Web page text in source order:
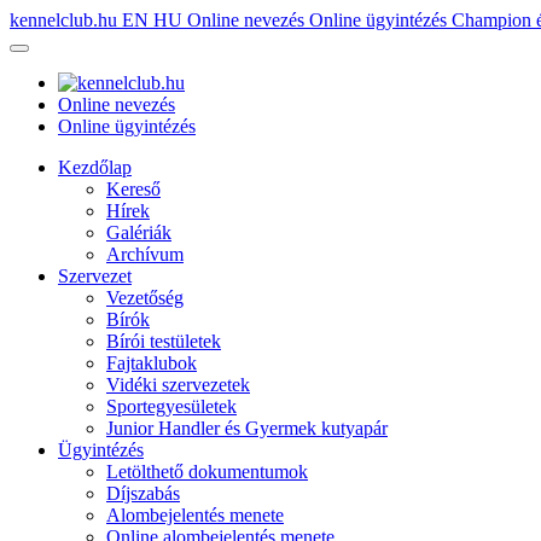
kennelclub.hu EN HU Online nevezés Online ügyintézés Champion
Online nevezés
Online ügyintézés
Kezdőlap
Kereső
Hírek
Galériák
Archívum
Szervezet
Vezetőség
Bírók
Bírói testületek
Fajtaklubok
Vidéki szervezetek
Sportegyesületek
Junior Handler és Gyermek kutyapár
Ügyintézés
Letölthető dokumentumok
Díjszabás
Alombejelentés menete
Online alombejelentés menete